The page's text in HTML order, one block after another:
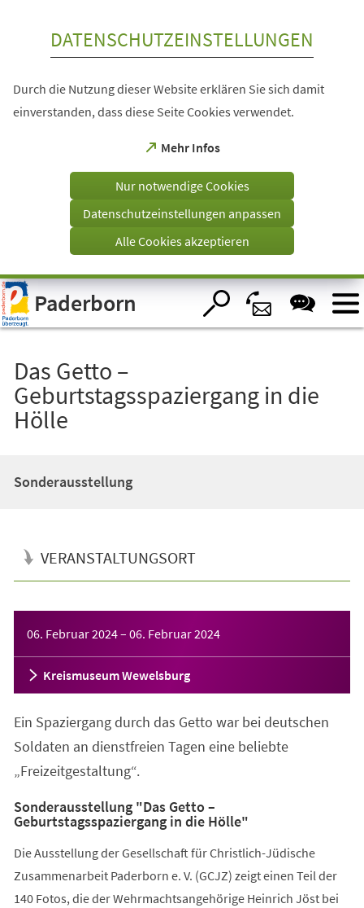
Visuelle
Assistenzsoftware
öffnen.
DATENSCHUTZEINSTELLUNGEN
Durch die Nutzung dieser Website erklären Sie sich damit
einverstanden, dass diese Seite Cookies verwendet.
Mehr Infos
(Öffnet
einem
Tab)
Nur notwendige Cookies
Datenschutzeinstellungen anpassen
Alle Cookies akzeptieren
Paderborn
Das Getto –
Geburtstagsspaziergang in die
Hölle
Sonderausstellung
VERANSTALTUNGSORT
06. Februar 2024– 06. Februar 2024
Kreismuseum Wewelsburg
Ein Spaziergang durch das Getto war bei deutschen
Soldaten an dienstfreien Tagen eine beliebte
„Freizeitgestaltung“.
Sonderausstellung "Das Getto –
Geburtstagsspaziergang in die Hölle"
Die Ausstellung der Gesellschaft für Christlich-Jüdische
Zusammenarbeit Paderborn e. V. (GCJZ) zeigt einen Teil der
140 Fotos, die der Wehrmachtsangehörige Heinrich Jöst bei